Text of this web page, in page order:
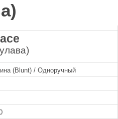
(Blunt) / Одноручный